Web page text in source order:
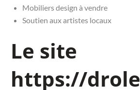
Mobiliers design à vendre
Soutien aux artistes locaux
Le site
https://